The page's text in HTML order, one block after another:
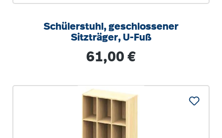
Schülerstuhl, geschlossener
Sitzträger, U-Fuß
Regulärer Preis:
61,00 €